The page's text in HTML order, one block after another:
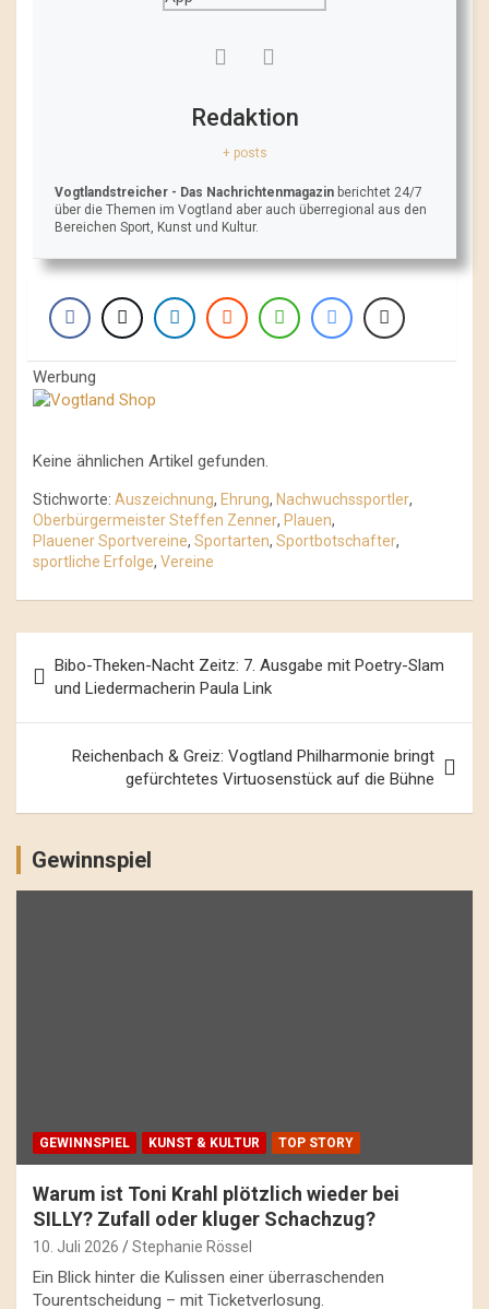
Redaktion
+ posts
Vogtlandstreicher - Das Nachrichtenmagazin berichtet 24/7
über die Themen im Vogtland aber auch überregional aus den
Bereichen Sport, Kunst und Kultur.
Werbung
Keine ähnlichen Artikel gefunden.
Stichworte: Auszeichnung, Ehrung, Nachwuchssportler,
Oberbürgermeister Steffen Zenner, Plauen,
Plauener Sportvereine, Sportarten, Sportbotschafter,
sportliche Erfolge, Vereine
Navigation
Bibo-Theken-Nacht Zeitz: 7. Ausgabe mit Poetry-Slam
und Liedermacherin Paula Link
Reichenbach & Greiz: Vogtland Philharmonie bringt
gefürchtetes Virtuosenstück auf die Bühne
Gewinnspiel
GEWINNSPIEL KUNST & KULTUR TOP STORY
Warum ist Toni Krahl plötzlich wieder bei
SILLY? Zufall oder kluger Schachzug?
10. Juli 2026 Stephanie Rössel
Ein Blick hinter die Kulissen einer überraschenden
Tourentscheidung – mit Ticketverlosung.